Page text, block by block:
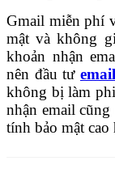
Gmail miễn phí
mật và không
khoản nhận
nên đầu tư
không bị làm
nhận email
tính bảo mật cao